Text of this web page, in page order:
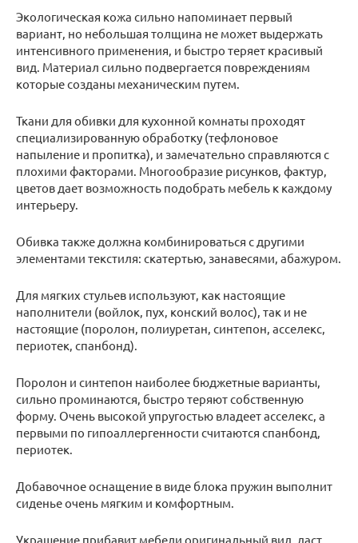
Экологическая кожа сильно напоминает первый
вариант, но небольшая толщина не может выдержать
интенсивного применения, и быстро теряет красивый
вид. Материал сильно подвергается повреждениям
которые созданы механическим путем.
Ткани для обивки для кухонной комнаты проходят
специализированную обработку (тефлоновое
напыление и пропитка), и замечательно справляются с
плохими факторами. Многообразие рисунков, фактур,
цветов дает возможность подобрать мебель к каждому
интерьеру.
Обивка также должна комбинироваться с другими
элементами текстиля: скатертью, занавесями, абажуром.
Для мягких стульев используют, как настоящие
наполнители (войлок, пух, конский волос), так и не
настоящие (поролон, полиуретан, синтепон, асселекс,
периотек, спанбонд).
Поролон и синтепон наиболее бюджетные варианты,
сильно проминаются, быстро теряют собственную
форму. Очень высокой упругостью владеет асселекс, а
первыми по гипоаллергенности считаются спанбонд,
периотек.
Добавочное оснащение в виде блока пружин выполнит
сиденье очень мягким и комфортным.
Украшение прибавит мебели оригинальный вид, даст